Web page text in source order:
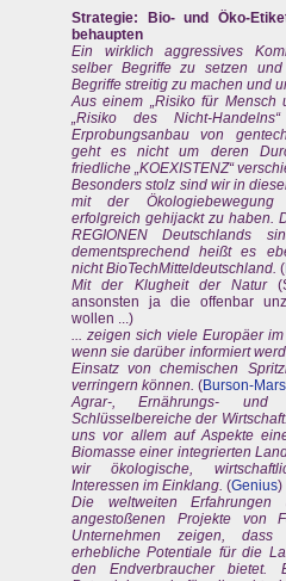
Strategie: Bio- und Öko-
behaupten
Ein wirklich aggressives
selber Begriffe zu setzen
Begriffe streitig zu machen und
Aus einem „Risiko für Mensch
„Risiko des Nicht-
Erprobungsanbau von
geht es nicht um deren
friedliche „KOEXISTENZ“
Besonders stolz sind wir in
mit der Ökologiebewegung
erfolgreich gehijackt zu haben.
REGIONEN Deutschlands
dementsprechend heißt es
nicht BioTechMitteldeutschland. (
Mit der Klugheit der Natur
ansonsten ja die offenbar
wollen ...)
... zeigen sich viele Europäer
wenn sie darüber informiert
Einsatz von chemischen
verringern können. (Burson-
Agrar-, Ernährungs- und
Schlüsselbereiche der
uns vor allem auf Aspekte
Biomasse einer integrierten
wir ökologische,
Interessen im Einklang. (Genius)
Die weltweiten
angestoßenen Projekte von
Unternehmen zeigen, dass
erhebliche Potentiale für die
den Endverbraucher